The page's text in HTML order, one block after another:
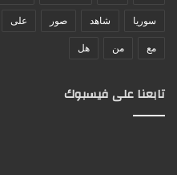
سوريا شاهد صور على
مع من هل
تابعنا على فيسبوك